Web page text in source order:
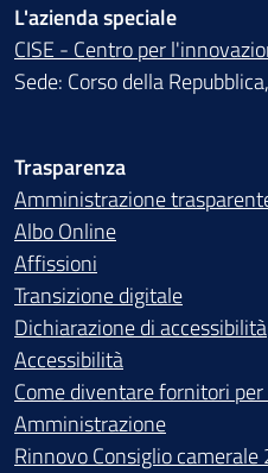
L'azienda speciale
CISE - Centro per
Sede: Corso della
Trasparenza
Amministrazione
Albo Online
Affissioni
Transizione digitale
Dichiarazione di accessibilità
Accessibilità
Come diventare fornitori
Amministrazione
Rinnovo Consiglio